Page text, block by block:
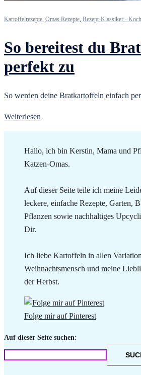
Kartoffelrezepte, Omas Rezepte, Rezept-Klassiker -
So bereitest du
perfekt zu
So werden deine Bratkartoffeln einfach
Weiterlesen
Hallo, ich bin Kerstin, Mama und
Katzen-Omas.
Auf dieser Seite teile ich meine
leckere, einfache Rezepte, Garten,
Pflanzen sowie nachhaltiges
Dir.
Ich liebe Kartoffeln in allen
Weihnachtsmensch und meine
der Herbst.
Folge mir auf Pinterest
Auf dieser Seite suchen: